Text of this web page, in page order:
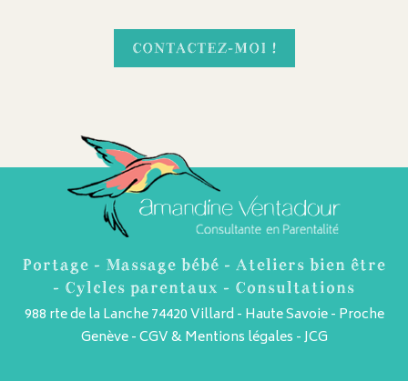
CONTACTEZ-MOI !
Portage - Massage bébé - Ateliers bien être
- Cylcles parentaux - Consultations
988 rte de la Lanche 74420 Villard - Haute Savoie - Proche
Genève -CGV & Mentions légales -JCG